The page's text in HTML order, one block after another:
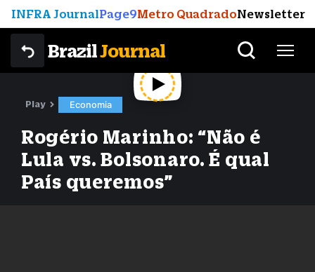
INFRA JournalPage9Metro QuadradoNewsletter
BrazilJournal
Play Economia
Rogério Marinho: “Não é
Lula vs. Bolsonaro. É qual
País queremos”